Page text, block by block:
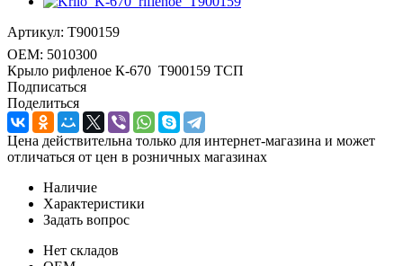
Артикул: T900159
OEM: 5010300
Крыло рифленое К-670 T900159 ТСП
Подписаться
Поделиться
Цена действительна только для интернет-магазина и может
отличаться от цен в розничных магазинах
Наличие
Характеристики
Задать вопрос
Нет складов